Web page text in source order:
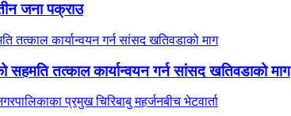
जना पक्राउ
तत्काल कार्यान्वयन गर्न सांसद खतिवडाको माग